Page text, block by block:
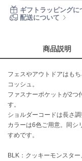
CELFORD
célon
セロン
Clarks Premium
クラークス
コードエー
ギフトラッピングに
配送について
商品説明
フェスやアウトドアはも
コッシュ。
ファスナーポケットが2つ
す。
ショルダーコードは長さ
カラーは6色ご用意。同シ
すめです。
BLK：クッキーモンスター